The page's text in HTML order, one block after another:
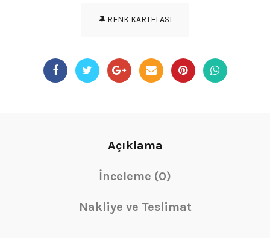
RENK KARTELASI
Açıklama
İnceleme (0)
Nakliye ve Teslimat